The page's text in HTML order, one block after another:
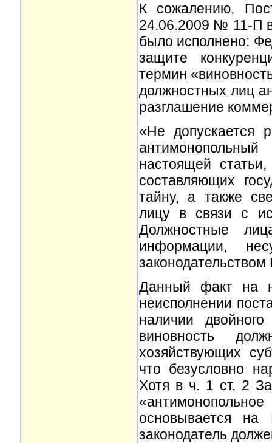
К сожалению,
24.06.2009 № 11-П
было исполнено:
защите
термин
должностных лиц
разглашение
«Не допускается
настоящей
составляющих
тайну, а также
лицу в связи с
Должностные
информации,
Данный факт на
неисполнении
наличии
виновность
хозяйствующих
что безусловно
Хотя в ч. 1 ст. 2
основывается на
законодатель